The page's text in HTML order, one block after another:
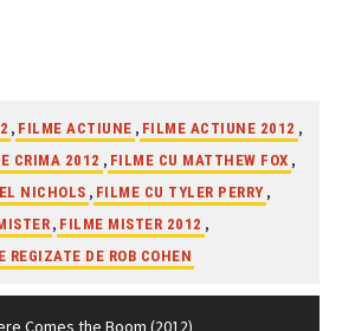
, FILME ACTIUNE , FILME ACTIUNE 2012 ,
CRIMA 2012 , FILME CU MATTHEW FOX ,
NICHOLS , FILME CU TYLER PERRY ,
, FILME MISTER 2012 ,
REGIZATE DE ROB COHEN
Comes the Boom (2012)